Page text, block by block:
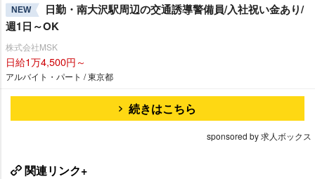
NEW
日勤・南大沢駅周辺の交通誘導警備員/入社祝い金あり/
週1日～OK
株式会社MSK
日給1万4,500円～
アルバイト・パート / 東京都
続きはこちら
sponsored by 求人ボックス
関連リンク+